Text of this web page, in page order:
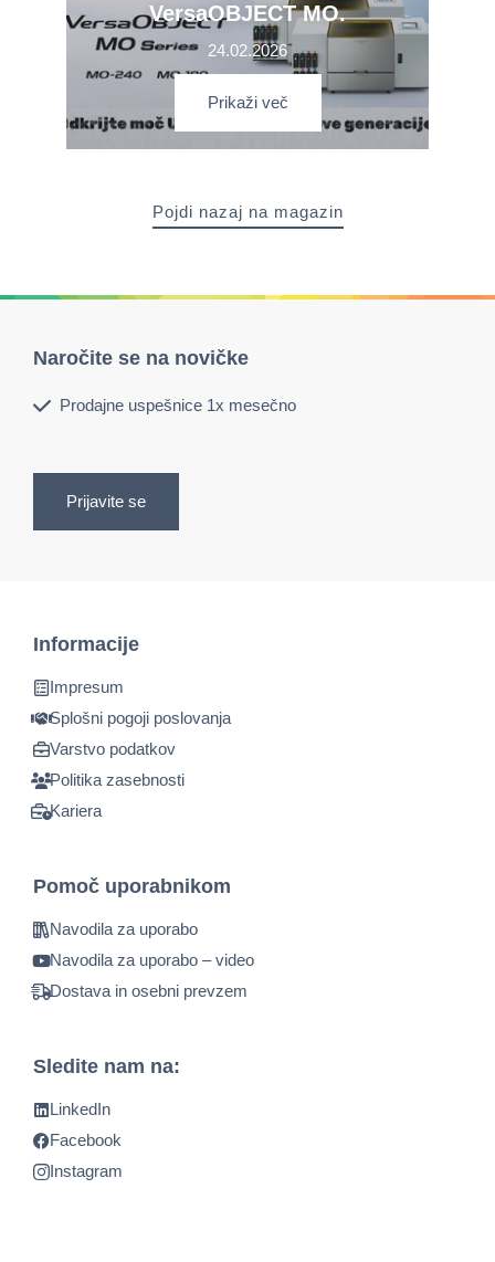
VersaOBJECT MO.
24.02.2026
Prikaži več
Pojdi nazaj na magazin
Naročite se na novičke
Prodajne uspešnice 1x mesečno
Prijavite se
Informacije
Impresum
Splošni pogoji poslovanja
Varstvo podatkov
Politika zasebnosti
Kariera
Pomoč uporabnikom
Navodila za uporabo
Navodila za uporabo – video
Dostava in osebni prevzem
Sledite nam na:
LinkedIn
Facebook
Instagram